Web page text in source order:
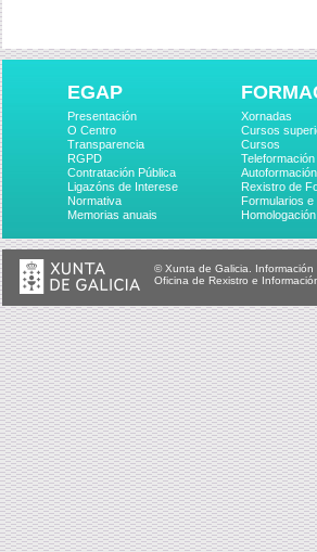
EGAP
Presentación
O Centro
Transparencia
RGPD
Contratación Pública
Ligazóns de Interese
Normativa
Memorias anuais
Xornadas
Cursos
Cursos
Teleformación
Autoformación
Rexistro de
Formularios
Homologación
© Xunta de Galicia.
Oficina de Rexistro e